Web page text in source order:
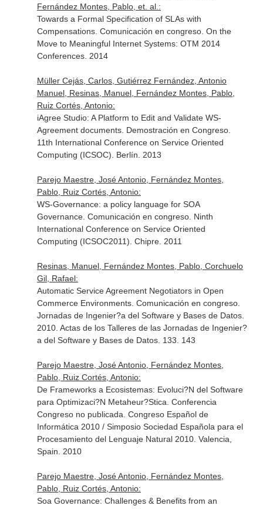
Fernández Montes, Pablo, et. al.:
Towards a Formal Specification of SLAs with
Compensations. Comunicación en congreso. On the
Move to Meaningful Internet Systems: OTM 2014
Conferences. 2014
Müller Cejás, Carlos, Gutiérrez Fernández, Antonio
Manuel, Resinas, Manuel, Fernández Montes, Pablo,
Ruiz Cortés, Antonio:
iAgree Studio: A Platform to Edit and Validate WS-
Agreement documents. Demostración en Congreso.
11th International Conference on Service Oriented
Computing (ICSOC). Berlín. 2013
Parejo Maestre, José Antonio, Fernández Montes,
Pablo, Ruiz Cortés, Antonio:
WS-Governance: a policy language for SOA
Governance. Comunicación en congreso. Ninth
International Conference on Service Oriented
Computing (ICSOC2011). Chipre. 2011
Resinas, Manuel, Fernández Montes, Pablo, Corchuelo
Gil, Rafael:
Automatic Service Agreement Negotiators in Open
Commerce Environments. Comunicación en congreso.
Jornadas de Ingenier?a del Software y Bases de Datos.
2010. Actas de los Talleres de las Jornadas de Ingenier?
a del Software y Bases de Datos. 133. 143
Parejo Maestre, José Antonio, Fernández Montes,
Pablo, Ruiz Cortés, Antonio:
De Frameworks a Ecosistemas: Evoluci?N del Software
para Optimizaci?N Metaheur?Stica. Conferencia
Congreso no publicada. Congreso Español de
Informática 2010 / Simposio Sociedad Española para el
Procesamiento del Lenguaje Natural 2010. Valencia,
Spain. 2010
Parejo Maestre, José Antonio, Fernández Montes,
Pablo, Ruiz Cortés, Antonio:
Soa Governance: Challenges & Benefits from an